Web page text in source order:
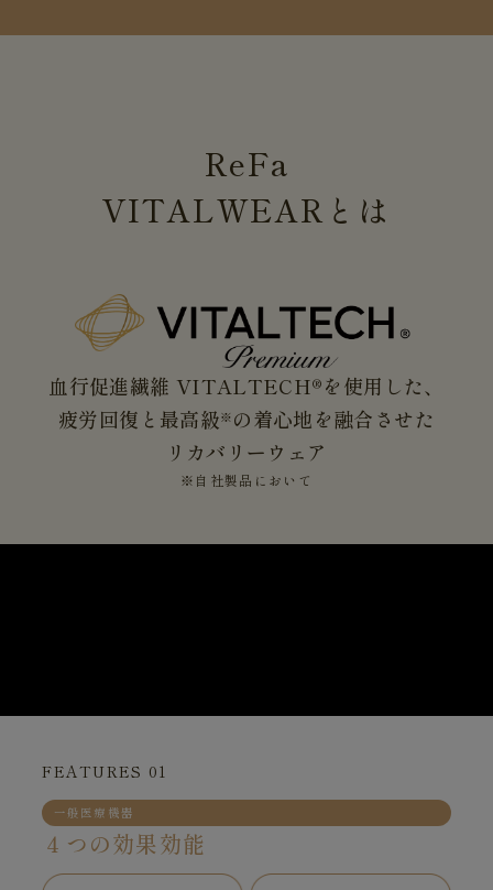
ReFa
VITALWEAR とは
血行促進繊維 VITALTECH®を使用した、
疲労回復と最高級※ の着心地を融合させた
リカバリーウェア
※自社製品において
FEATURES 01
一般医療機器
４つの効果効能